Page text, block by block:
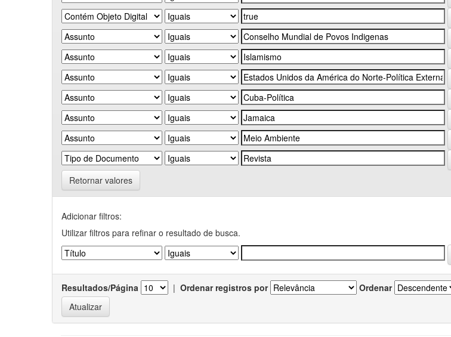
Retornar valores
Adicionar filtros:
Utilizar filtros para refinar o resultado de busca.
Resultados/Página | Ordenar registros por Ordenar